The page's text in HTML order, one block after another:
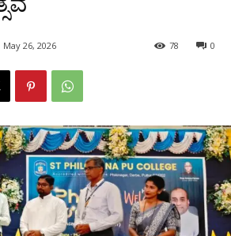
May 26, 2026 0
78